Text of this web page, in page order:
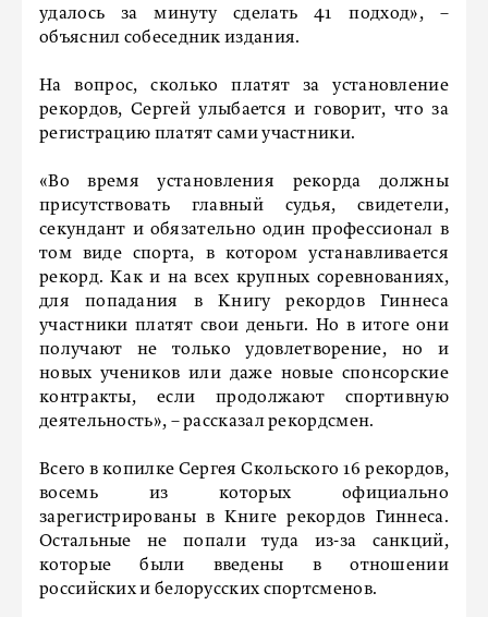
удалось за минуту сделать 41 подход», –
объяснил собеседник издания.
На вопрос, сколько платят за установление
рекордов, Сергей улыбается и говорит, что за
регистрацию платят сами участники.
«Во время установления рекорда должны
присутствовать главный судья, свидетели,
секундант и обязательно один профессионал в
том виде спорта, в котором устанавливается
рекорд. Как и на всех крупных соревнованиях,
для попадания в Книгу рекордов Гиннеса
участники платят свои деньги. Но в итоге они
получают не только удовлетворение, но и
новых учеников или даже новые спонсорские
контракты, если продолжают спортивную
деятельность», – рассказал рекордсмен.
Всего в копилке Сергея Скольского 16 рекордов,
восемь из которых официально
зарегистрированы в Книге рекордов Гиннеса.
Остальные не попали туда из-за санкций,
которые были введены в отношении
российских и белорусских спортсменов.